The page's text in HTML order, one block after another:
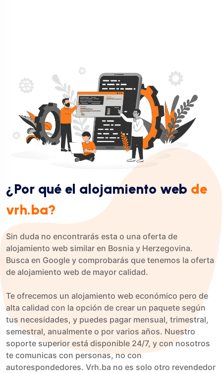
¿Por qué el alojamiento web de
vrh.ba?
Sin duda no encontrarás esta o una oferta de
alojamiento web similar en Bosnia y Herzegovina.
Busca en Google y comprobarás que tenemos la oferta
de alojamiento web de mayor calidad.
Te ofrecemos un alojamiento web económico pero de
alta calidad con la opción de crear un paquete según
tus necesidades, y puedes pagar mensual, trimestral,
semestral, anualmente o por varios años. Nuestro
soporte superior está disponible 24/7, y con nosotros
te comunicas con personas, no con
autorespondedores. Vrh.ba no es solo otro revendedor